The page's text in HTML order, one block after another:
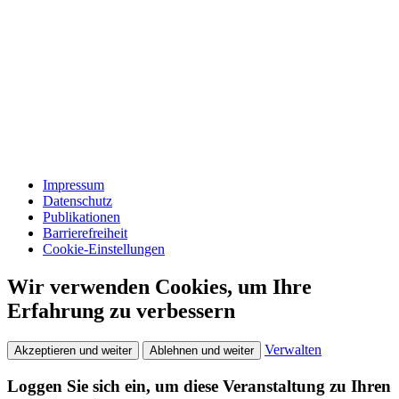
Impressum
Datenschutz
Publikationen
Barrierefreiheit
Cookie-Einstellungen
Wir verwenden Cookies, um Ihre
Erfahrung zu verbessern
Akzeptieren und weiter Ablehnen und weiter Verwalten
Loggen Sie sich ein, um diese Veranstaltung zu Ihren